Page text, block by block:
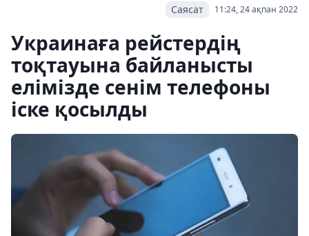
11:24, 24 ақпан 2022
Саясат
Украинаға рейстердің
тоқтауына байланысты
елімізде сенім телефоны
іске қосылды